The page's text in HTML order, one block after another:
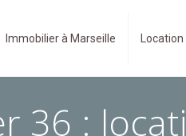
Immobilier à Marseille
36 :